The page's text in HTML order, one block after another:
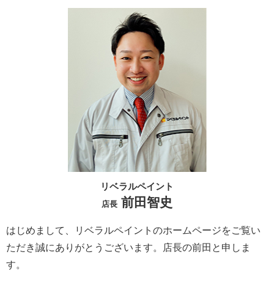
リベラルペイント
店長 前田智史
はじめまして、リベラルペイントのホームページをご覧い
ただき誠にありがとうございます。
店長の前田と申しま
す。